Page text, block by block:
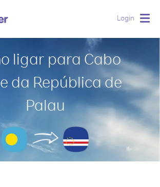
Login
ligar para Cabo
da República de
Palau